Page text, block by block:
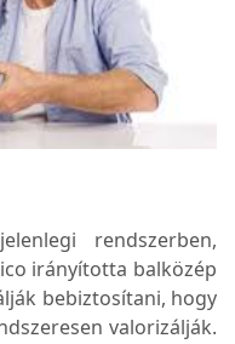
rendszerben,
irányította balközép
bebiztosítani, hogy
valorizálják.